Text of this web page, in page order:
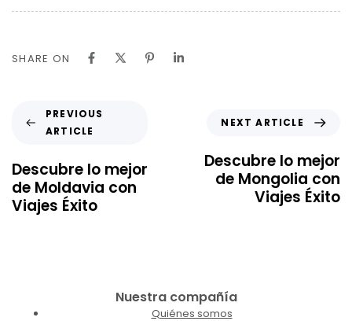
SHARE ON
PREVIOUS
ARTICLE
Descubre lo mejor
de Moldavia con
Viajes Éxito
NEXT ARTICLE
Descubre lo mejor
de Mongolia con
Viajes Éxito
Nuestra compañía
Quiénes somos